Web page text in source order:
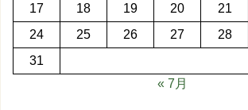
17
18 19 20 21
24
25 26 27 28
31
« 7月